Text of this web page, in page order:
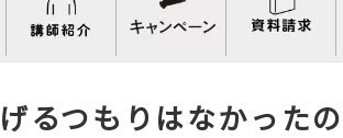
るつもりはなかった